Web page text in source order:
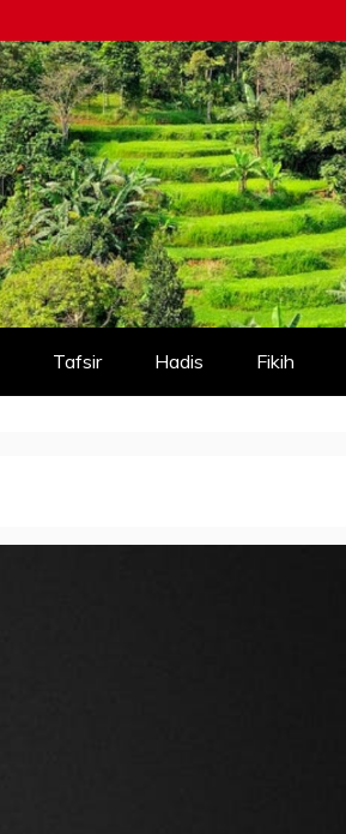
Tafsir Hadis Fikih